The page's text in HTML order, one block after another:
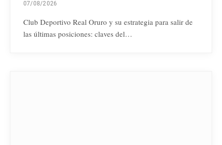
07/08/2026
Club Deportivo Real Oruro y su estrategia para salir de
las últimas posiciones: claves del…